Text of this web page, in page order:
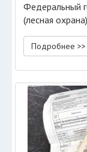
Федеральный
(лесная охрана)
Подробнее >>